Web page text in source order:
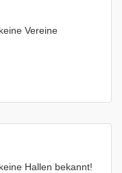
Vereine
Hallen bekannt!